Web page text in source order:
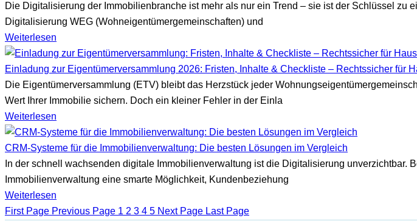
Die Digitalisierung der Immobilienbranche ist mehr als nur ein Trend – sie ist der Schlüssel
Digitalisierung WEG (Wohneigentümergemeinschaften) und
Weiterlesen
Einladung zur Eigentümerversammlung 2026: Fristen, Inhalte & Checkliste – Rechtssicher für
Die Eigentümerversammlung (ETV) bleibt das Herzstück jeder
Wert Ihrer Immobilie sichern. Doch ein kleiner Fehler in der Einla
Weiterlesen
CRM-Systeme für die Immobilienverwaltung: Die besten Lösungen im Vergleich
In der schnell wachsenden digitale Immobilienverwaltung ist die Digitalisierung
Immobilienverwaltung eine smarte Möglichkeit, Kundenbeziehung
Weiterlesen
First Page Previous Page 1 2 3 4 5 Next Page Last Page